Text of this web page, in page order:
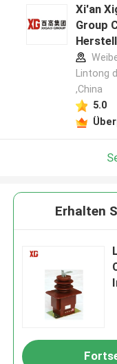
Xi'an
Group
Lintong
,China
5.0
Erhalten